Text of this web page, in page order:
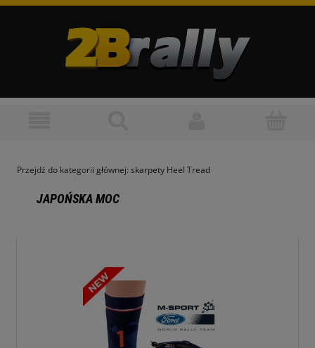
Przejdź do kategorii głównej: skarpety Heel Tread
JAPOŃSKA MOC